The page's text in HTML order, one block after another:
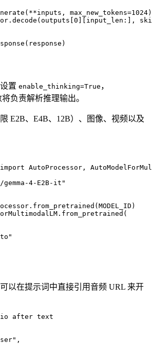
max_new_tokens=1024)
置 enable_thinking=True ，
将负责解析推理输出。
E2B、E4B、12B）、图像、视频以及
AutoProcessor,
gemma-4-E2B-it"
以在提示词中直接引用音频 URL 来开
after text